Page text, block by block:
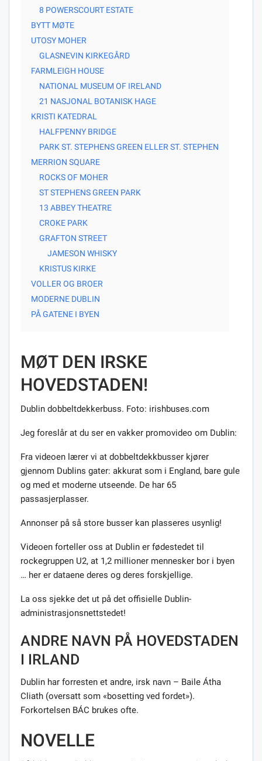
8 POWERSCOURT ESTATE
BYTT MØTE
UTOSY MOHER
GLASNEVIN KIRKEGÅRD
FARMLEIGH HOUSE
NATIONAL MUSEUM OF IRELAND
21 NASJONAL BOTANISK HAGE
KRISTI KATEDRAL
HALFPENNY BRIDGE
PARK ST. STEPHENS GREEN ELLER ST. STEPHEN
MERRION SQUARE
ROCKS OF MOHER
ST STEPHENS GREEN PARK
13 ABBEY THEATRE
CROKE PARK
GRAFTON STREET
JAMESON WHISKY
KRISTUS KIRKE
VOLLER OG BROER
MODERNE DUBLIN
PÅ GATENE I BYEN
MØT DEN IRSKE
HOVEDSTADEN!
Dublin dobbeltdekkerbuss. Foto: irishbuses.com
Jeg foreslår at du ser en vakker promovideo om Dublin:
Fra videoen lærer vi at dobbeltdekkbusser kjører
gjennom Dublins gater: akkurat som i England, bare gule
og med et moderne utseende. De har 65
passasjerplasser.
Annonser på så store busser kan plasseres usynlig!
Videoen forteller oss at Dublin er fødestedet til
rockegruppen U2, at 1,2 millioner mennesker bor i byen
… her er dataene deres og deres forskjellige.
La oss sjekke det ut på det offisielle Dublin-
administrasjonsnettstedet!
ANDRE NAVN PÅ HOVEDSTADEN
I IRLAND
Dublin har forresten et andre, irsk navn – Baile Átha
Cliath (oversatt som «bosetting ved fordet»).
Forkortelsen BÁC brukes ofte.
NOVELLE